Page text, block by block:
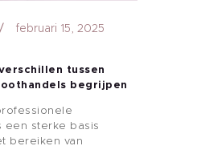
februari 15, 2025
tussen
begrijpen
een sterke basis
bereiken van